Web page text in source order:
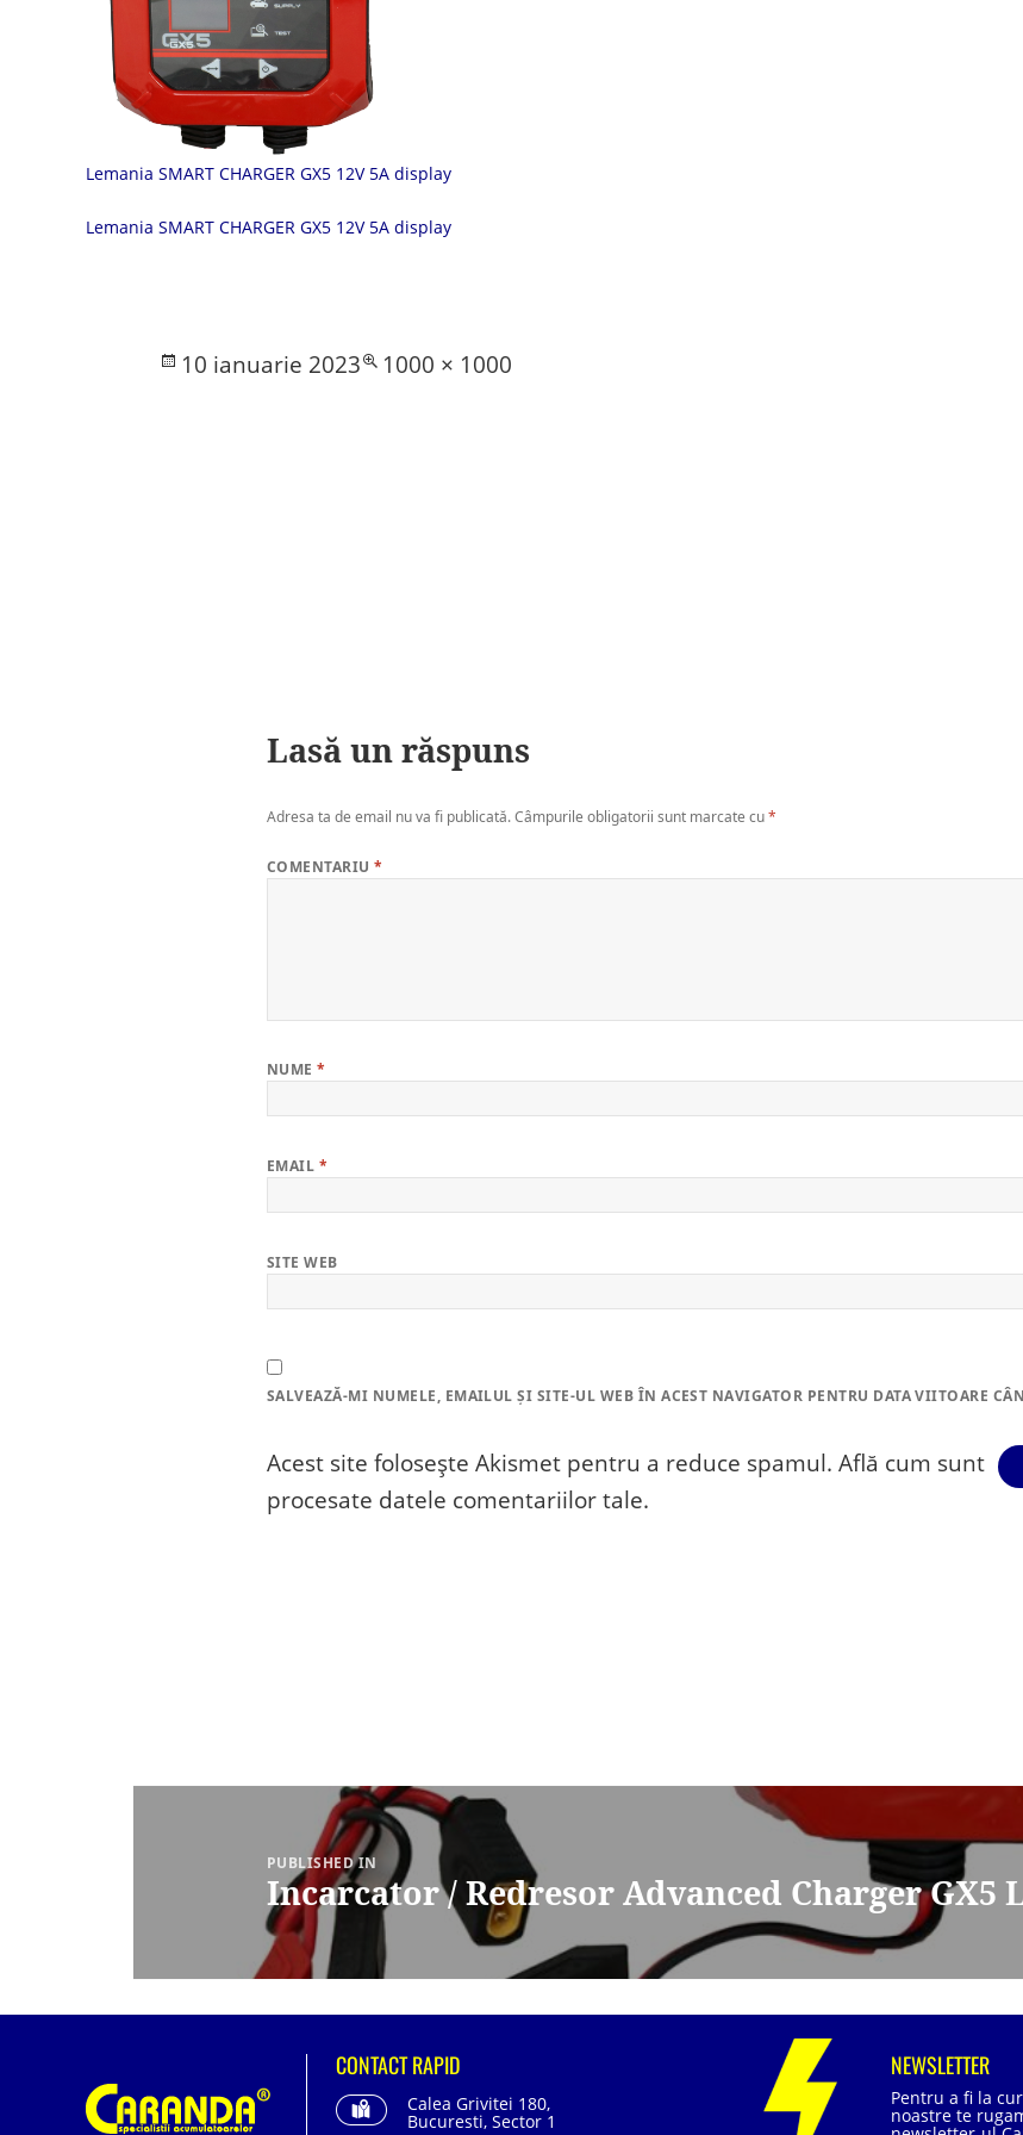
Lemania SMART CHARGER GX5 12V 5A display
Lemania SMART CHARGER GX5 12V 5A display
Posted
10 ianuarie 2023
Full
1000 × 1000
Lasă un răspuns
Adresa ta de email nu va fi publicată.Câmpurile obligatorii sunt marcate cu*
COMENTARIU*
NUME*
EMAIL *
SITE WEB
SALVEAZĂ-MI NUMELE, EMAILUL ȘI SITE-UL WEB ÎN ACEST NAVIGATOR PENTRU DATA VIITOARE
Acest site folosește Akismet pentru a reduce spamul. Află cum sunt
procesate datele comentariilor tale.
PUBLISHED IN
Incarcator / Redresor Advanced Charger GX5
CONTACT RAPID
Calea Grivitei 180,
Bucuresti, Sector 1
NEWSLETTER
Pentru a fi la
noastre te